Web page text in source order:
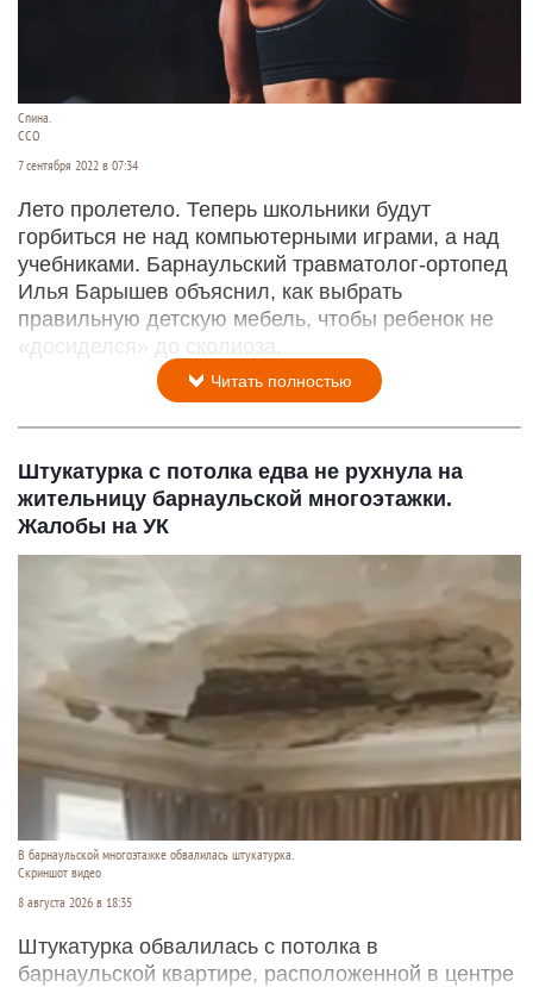
Спина.
CCO
7 сентября 2022 в 07:34
Лето пролетело. Теперь школьники будут
горбиться не над компьютерными играми, а над
учебниками. Барнаульский травматолог-ортопед
Илья Барышев объяснил, как выбрать
правильную детскую мебель, чтобы ребенок не
«досиделся» до сколиоза.
Читать полностью
Штукатурка с потолка едва не рухнула на
жительницу барнаульской многоэтажки.
Жалобы на УК
В барнаульской многоэтажке обвалилась штукатурка.
Скриншот видео
8 августа 2026 в 18:35
Штукатурка обвалилась с потолка в
барнаульской квартире, расположенной в центре